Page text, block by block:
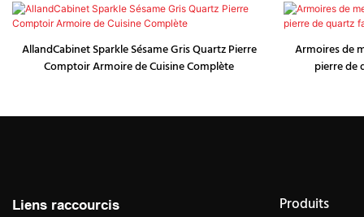
AllandCabinet Sparkle Sésame Gris Quartz Pierre
Comptoir Armoire de Cuisine Complète
Armoires de
pierre de
Liens raccourcis Produits